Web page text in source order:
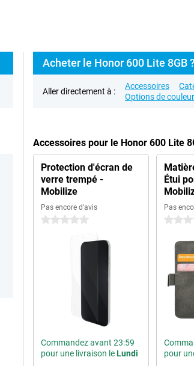
Acheter le Honor 600 Lite 8GB
Aller directement à :
Accessoires
Options de
Accessoires pour le Honor 600 Lite
Protection d'écran de
verre trempé -
Mobilize
Pas encore d'avis
0 étoiles
Commandez avant 23:59
pour une livraison leLundi
Étui
Pas
0 étoiles
pour